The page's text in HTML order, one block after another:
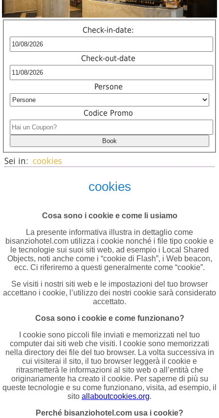
Check-in-date:
Check-out-date
Persone
Codice Promo
Sei in: cookies
cookies
Cosa sono i cookie e come li usiamo
La presente informativa illustra in dettaglio come
bisanziohotel.com utilizza i cookie nonché i file tipo cookie e
le tecnologie sui suoi siti web, ad esempio i Local Shared
Objects, noti anche come i “cookie di Flash”, i Web beacon,
ecc. Ci riferiremo a questi generalmente come “cookie”.
Se visiti i nostri siti web e le impostazioni del tuo browser
accettano i cookie, l’utilizzo dei nostri cookie sarà considerato
accettato.
Cosa sono i cookie e come funzionano?
I cookie sono piccoli file inviati e memorizzati nel tuo
computer dai siti web che visiti. I cookie sono memorizzati
nella directory dei file del tuo browser. La volta successiva in
cui visiterai il sito, il tuo browser leggerà il cookie e
ritrasmetterà le informazioni al sito web o all’entità che
originariamente ha creato il cookie. Per saperne di più su
queste tecnologie e su come funzionano, visita, ad esempio, il
sito allaboutcookies.org.
Perché bisanziohotel.com usa i cookie?